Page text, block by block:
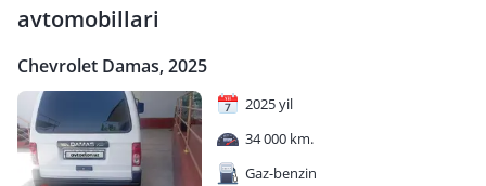
avtomobillari
Chevrolet Damas, 2025
2025 yil
34 000 km.
Gaz-benzin